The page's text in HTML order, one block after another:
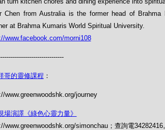
Chen from Australia is the former head of
at Brahma Kumaris World Spiritual University.
www.facebook.com/morni108
哥的靈修課程 ：
www.greenwoodshk.org/journey
場演譯《綠色心靈力量》
www.greenwoodshk.org/simonchau；查詢電34282416。